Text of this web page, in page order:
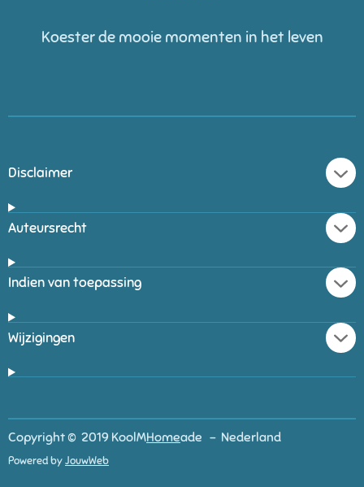
Koester de mooie momenten in het leven
Disclaimer
Auteursrecht
Indien van toepassing
Wijzigingen
Copyright © 2019 KoolMHomeade - Nederland
Powered byJouwWeb